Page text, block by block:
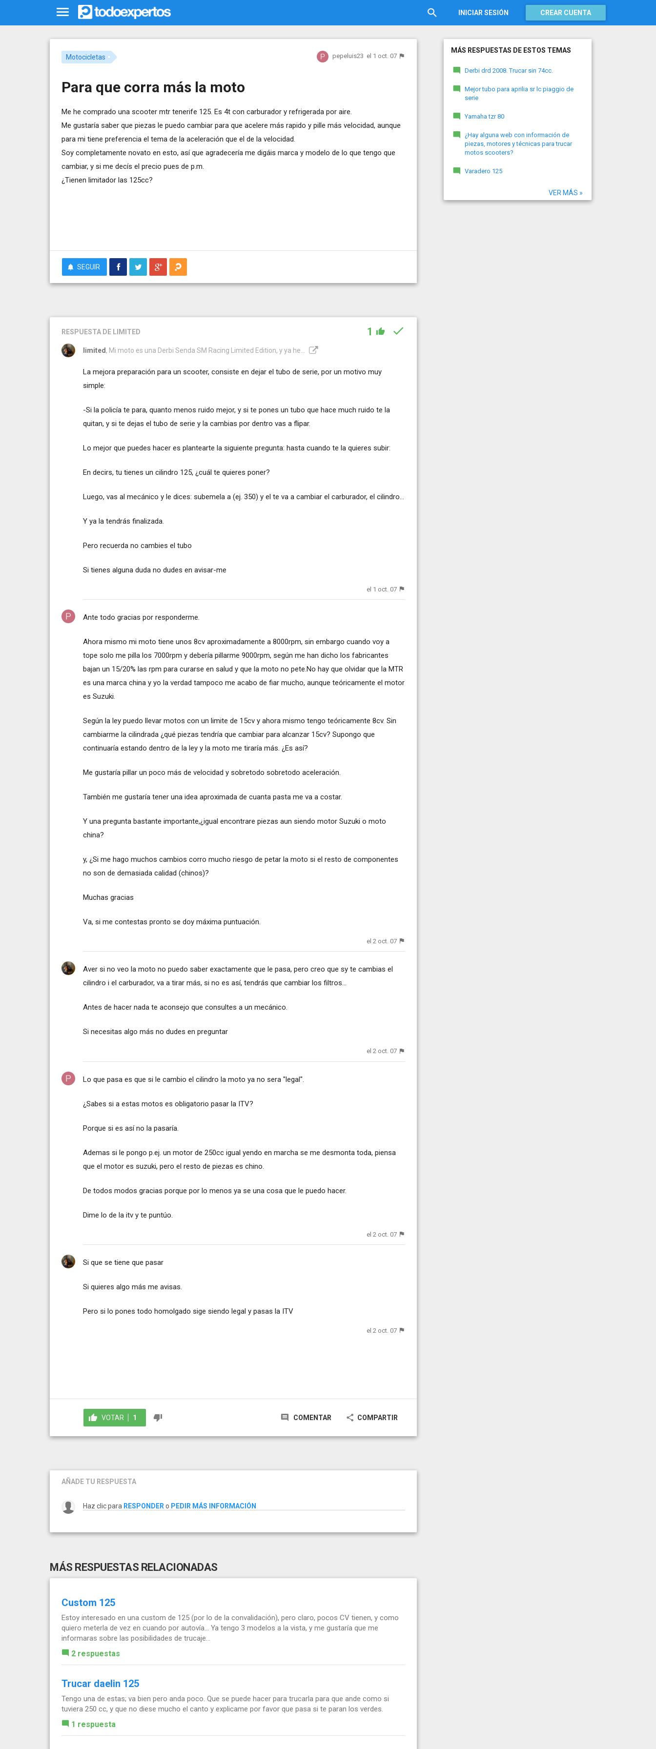
INICIAR SESIÓN CREAR CUENTA
Motocicletas pepeluis23 el 1 oct. 07
Para que corra más la moto
Me he comprado una scooter mtr tenerife 125. Es 4t con carburador y refrigerada por aire.
Me gustaría saber que piezas le puedo cambiar para que acelere más rapido y pille más velocidad, aunque
para mi tiene preferencia el tema de la aceleración que el de la velocidad.
Soy completamente novato en esto, así que agradecería me digáis marca y modelo de lo que tengo que
cambiar, y si me decís el precio pues de p.m.
¿Tienen limitador las 125cc?
SEGUIR
RESPUESTA DE LIMITED 1
limited , Mi moto es una Derbi Senda SM Racing Limited Edition, y ya he...
La mejora preparación para un scooter, consiste en dejar el tubo de serie, por un motivo muy
simple:
-Si la policía te para, quanto menos ruido mejor, y si te pones un tubo que hace much ruido te la
quitan, y si te dejas el tubo de serie y la cambias por dentro vas a flipar.
Lo mejor que puedes hacer es plantearte la siguiente pregunta: hasta cuando te la quieres subir:
En decirs, tu tienes un cilindro 125, ¿cuál te quieres poner?
Luego, vas al mecánico y le dices: subemela a (ej. 350) y el te va a cambiar el carburador, el cilindro...
Y ya la tendrás finalizada.
Pero recuerda no cambies el tubo
Si tienes alguna duda no dudes en avisar-me
el 1 oct. 07
Ante todo gracias por responderme.
Ahora mismo mi moto tiene unos 8cv aproximadamente a 8000rpm, sin embargo cuando voy a
tope solo me pilla los 7000rpm y debería pillarme 9000rpm, según me han dicho los fabricantes
bajan un 15/20% las rpm para curarse en salud y que la moto no pete.No hay que olvidar que la MTR
es una marca china y yo la verdad tampoco me acabo de fiar mucho, aunque teóricamente el motor
es Suzuki.
Según la ley puedo llevar motos con un limite de 15cv y ahora mismo tengo teóricamente 8cv. Sin
cambiarme la cilindrada ¿qué piezas tendría que cambiar para alcanzar 15cv? Supongo que
continuaría estando dentro de la ley y la moto me tiraría más. ¿Es así?
Me gustaría pillar un poco más de velocidad y sobretodo sobretodo aceleración.
También me gustaría tener una idea aproximada de cuanta pasta me va a costar.
Y una pregunta bastante importante,¿igual encontrare piezas aun siendo motor Suzuki o moto
china?
y, ¿Si me hago muchos cambios corro mucho riesgo de petar la moto si el resto de componentes
no son de demasiada calidad (chinos)?
Muchas gracias
Va, si me contestas pronto se doy máxima puntuación.
el 2 oct. 07
Aver si no veo la moto no puedo saber exactamente que le pasa, pero creo que sy te cambias el
cilindro i el carburador, va a tirar más, si no es así, tendrás que cambiar los filtros...
Antes de hacer nada te aconsejo que consultes a un mecánico.
Si necesitas algo más no dudes en preguntar
el 2 oct. 07
Lo que pasa es que si le cambio el cilindro la moto ya no sera "legal".
¿Sabes si a estas motos es obligatorio pasar la ITV?
Porque si es así no la pasaría.
Ademas si le pongo p.ej. un motor de 250cc igual yendo en marcha se me desmonta toda, piensa
que el motor es suzuki, pero el resto de piezas es chino.
De todos modos gracias porque por lo menos ya se una cosa que le puedo hacer.
Dime lo de la itv y te puntúo.
el 2 oct. 07
Si que se tiene que pasar
Si quieres algo más me avisas.
Pero si lo pones todo homolgado sige siendo legal y pasas la ITV
el 2 oct. 07
VOTAR 1 COMENTAR COMPARTIR
AÑADE TU RESPUESTA
Haz clic para RESPONDER o PEDIR MÁS INFORMACIÓN
MÁS RESPUESTAS RELACIONADAS
Custom 125
Estoy interesado en una custom de 125 (por lo de la convalidación), pero claro, pocos CV tienen, y como
quiero meterla de vez en cuando por autovía... Ya tengo 3 modelos a la vista, y me gustaría que me
informaras sobre las posibilidades de trucaje...
2 respuestas
Trucar daelin 125
Tengo una de estas; va bien pero anda poco. Que se puede hacer para trucarla para que ande como si
tuviera 250 cc, y que no diese mucho el canto y explicame por favor que pasa si te paran los verdes.
1 respuesta
MÁS RESPUESTAS DE ESTOS TEMAS
Derbi drd 2008. Trucar sin 74cc.
Mejor tubo para aprilia sr lc piaggio de
serie
Yamaha tzr 80
¿Hay alguna web con información de
piezas, motores y técnicas para trucar
motos scooters?
Varadero 125
VER MÁS »